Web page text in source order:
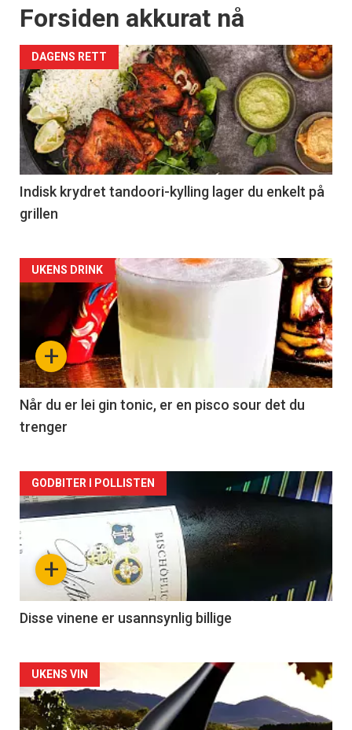
Forsiden akkurat nå
DAGENS RETT
Indisk krydret tandoori-kylling lager du enkelt på
grillen
Forsiden
akkurat
nå
-
2
+
UKENS DRINK
Når du er lei gin tonic, er en pisco sour det du
trenger
Forsiden
akkurat
nå
3
+
GODBITER I POLLISTEN
Disse vinene er usannsynlig billige
Forsiden
akkurat
UKENS VIN